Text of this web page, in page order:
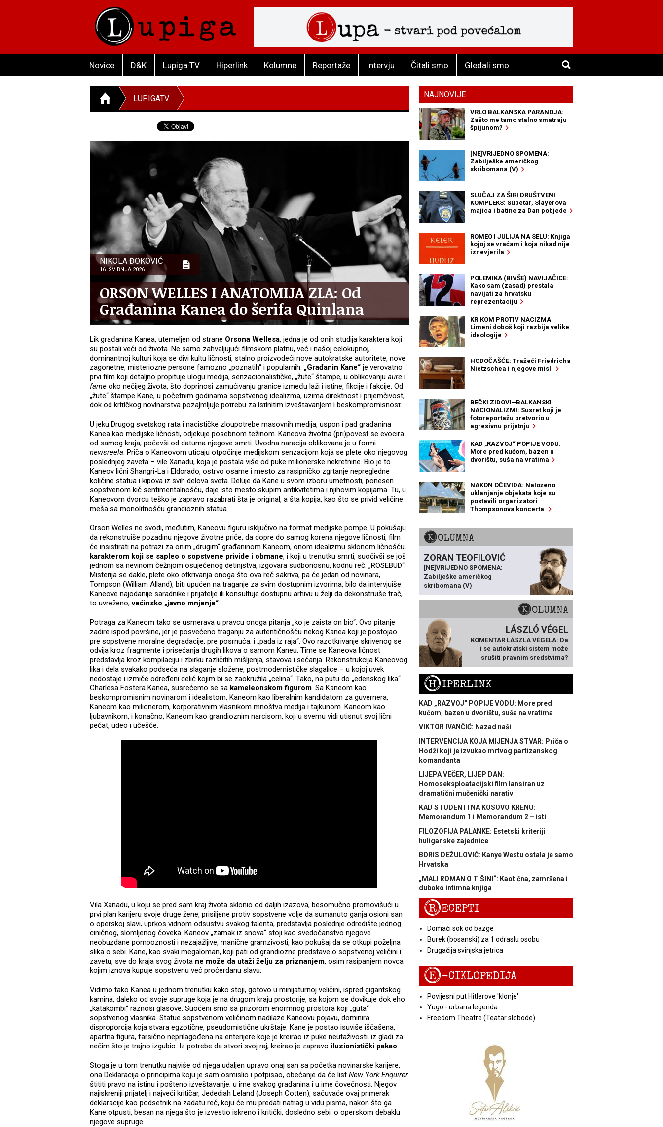
Novice D&K Lupiga TV Hiperlink Kolumne Reportaže Intervju Čitali smo Gledali smo
LUPIGATV
NIKOLA ĐOKOVIĆ
16. SVIBNJA 2026.
ORSON WELLES I ANATOMIJA ZLA: Od
Građanina Kanea do šerifa Quinlana
Lik građanina Kanea, utemeljen od strane Orsona Wellesa, jedna je od onih studija karaktera koji
su postali veći od života. Ne samo zahvaljujući filmskom platnu, već i našoj celokupnoj,
dominantnoj kulturi koja se divi kultu ličnosti, stalno proizvodeći nove autokratske autoritete, nove
zagonetne, misteriozne persone famozno „poznatih“ i popularnih. „Građanin Kane“ je verovatno
prvi film koji detaljno propituje ulogu medija, senzacionalističke, „žute“ štampe, u oblikovanju aure i
fame oko nečijeg života, što doprinosi zamućivanju granice između laži i istine, fikcije i fakcije. Od
„žute“ štampe Kane, u početnim godinama sopstvenog idealizma, uzima direktnost i prijemčivost,
dok od kritičkog novinarstva pozajmljuje potrebu za istinitim izveštavanjem i beskompromisnost.
U jeku Drugog svetskog rata i nacističke zloupotrebe masovnih medija, uspon i pad građanina
Kanea kao medijske ličnosti, odjekuje posebnom težinom. Kaneova životna (pri)povest se evocira
od samog kraja, počevši od datuma njegove smrti. Uvodna naracija oblikovana je u formi
newsreela. Priča o Kaneovom uticaju otpočinje medijskom senzacijom koja se plete oko njegovog
poslednjeg zaveta – vile Xanadu, koja je postala više od puke milionerske nekretnine. Bio je to
Kaneov lični Shangri-La i Eldorado, ostrvo osame i mesto za rasipničko zgrtanje nepregledne
količine statua i kipova iz svih delova sveta. Deluje da Kane u svom izboru umetnosti, ponesen
sopstvenom kič sentimentalnošću, daje isto mesto skupim antikvitetima i njihovim kopijama. Tu, u
Kaneovom dvorcu teško je zapravo razabrati šta je original, a šta kopija, kao što se privid veličine
meša sa monolitnošću grandioznih statua.
Orson Welles ne svodi, međutim, Kaneovu figuru isključivo na format medijske pompe. U pokušaju
da rekonstruiše pozadinu njegove životne priče, da dopre do samog korena njegove ličnosti, film
će insistirati na potrazi za onim „drugim“ građaninom Kaneom, onom idealizmu sklonom ličnošću,
karakterom koji se sapleo o sopstvene privide i obmane, i koji u trenutku smrti, suočivši se još
jednom sa nevinom čežnjom osujećenog detinjstva, izgovara sudbonosnu, kodnu reč: „ROSEBUD“.
Misterija se dakle, plete oko otkrivanja onoga što ova reč sakriva, pa će jedan od novinara,
Tompson (William Alland), biti upućen na traganje za svim dostupnim izvorima, bilo da intervjuiše
Kaneove najodanije saradnike i prijatelje ili konsultuje dostupnu arhivu u želji da dekonstruiše trač,
to uvreženo,većinsko „javno mnjenje“.
Potraga za Kaneom tako se usmerava u pravcu onoga pitanja „ko je zaista on bio“. Ovo pitanje
zadire ispod površine, jer je posvećeno traganju za autentičnošću nekog Kanea koji je postojao
pre sopstvene moralne degradacije, pre posrnuća, i „pada iz raja“. Ovo razotkrivanje skrivenog se
odvija kroz fragmente i prisećanja drugih likova o samom Kaneu. Time se Kaneova ličnost
predstavlja kroz kompilaciju i zbirku različitih mišljenja, stavova i sećanja. Rekonstrukcija Kaneovog
lika i dela svakako podseća na slaganje složene, postmodernističke slagalice – u kojoj uvek
nedostaje i izmiče određeni delić kojim bi se zaokružila „celina“. Tako, na putu do „edenskog lika“
Charlesa Fostera Kanea, susrećemo se sa kameleonskom figurom. Sa Kaneom kao
beskompromisnim novinarom i idealistom, Kaneom kao liberalnim kandidatom za guvernera,
Kaneom kao milionerom, korporativnim vlasnikom mnoštva medija i tajkunom. Kaneom kao
ljubavnikom, i konačno, Kaneom kao grandioznim narcisom, koji u svemu vidi utisnut svoj lični
pečat, udeo i učešće.
Vila Xanadu, u koju se pred sam kraj života sklonio od daljih izazova, besomučno promovišući u
prvi plan karijeru svoje druge žene, prisiljene protiv sopstvene volje da sumanuto ganja osioni san
o operskoj slavi, uprkos vidnom odsustvu svakog talenta, predstavlja poslednje odredište jednog
ciničnog, slomljenog čoveka. Kaneov „zamak iz snova“ stoji kao svedočanstvo njegove
neobuzdane pompoznosti i nezajažljive, manične gramzivosti, kao pokušaj da se otkupi poželjna
slika o sebi. Kane, kao svaki megaloman, koji pati od grandiozne predstave o sopstvenoj veličini i
zavetu, sve do kraja svog života ne može da utaži želju za priznanjem, osim rasipanjem novca
kojim iznova kupuje sopstvenu već proćerdanu slavu.
Vidimo tako Kanea u jednom trenutku kako stoji, gotovo u minijaturnoj veličini, ispred gigantskog
kamina, daleko od svoje supruge koja je na drugom kraju prostorije, sa kojom se dovikuje dok eho
„katakombi“ raznosi glasove. Suočeni smo sa prizorom enormnog prostora koji „guta“
sopstvenog vlasnika. Statue sopstvenom veličinom nadilaze Kaneovu pojavu, dominira
disproporcija koja stvara egzotične, pseudomistične ukrštaje. Kane je postao isuviše iščašena,
apartna figura, farsično neprilagođena na enterijere koje je kreirao iz puke neutaživosti, iz gladi za
nečim što je trajno izgubio. Iz potrebe da stvori svoj raj, kreirao je zapravo iluzionistički pakao.
Stoga je u tom trenutku najviše od njega udaljen upravo onaj san sa početka novinarske karijere,
ona Deklaracija o principima koju je sam osmislio i potpisao, obećanje da će list New York Enquirer
štititi pravo na istinu i pošteno izveštavanje, u ime svakog građanina i u ime čovečnosti. Njegov
najiskreniji prijatelj i najveći kritičar, Jedediah Leland (Joseph Cotten), sačuvaće ovaj primerak
deklaracije kao podsetnik na zadatu reč, koju će mu predati natrag u vidu pisma, nakon što ga
Kane otpusti, besan na njega što je izvestio iskreno i kritički, dosledno sebi, o operskom debaklu
njegove supruge.
NAJNOVIJE
VRLO BALKANSKA PARANOJA:
Zašto me tamo stalno smatraju
špijunom?
[NE]VRIJEDNO SPOMENA:
Zabilješke američkog
skribomana (V)
SLUČAJ ZA ŠIRI DRUŠTVENI
KOMPLEKS: Supetar, Slayerova
majica i batine za Dan pobjede
ROMEO I JULIJA NA SELU: Knjiga
kojoj se vraćam i koja nikad nije
iznevjerila
POLEMIKA (BIVŠE) NAVIJAČICE:
Kako sam (zasad) prestala
navijati za hrvatsku
reprezentaciju
KRIKOM PROTIV NACIZMA:
Limeni doboš koji razbija velike
ideologije
HODOČAŠĆE: Tražeći Friedricha
Nietzschea i njegove misli
BEČKI ZIDOVI–BALKANSKI
NACIONALIZMI: Susret koji je
fotoreportažu pretvorio u
agresivnu prijetnju
KAD „RAZVOJ“ POPIJE VODU:
More pred kućom, bazen u
dvorištu, suša na vratima
NAKON OČEVIDA: Naloženo
uklanjanje objekata koje su
postavili organizatori
Thompsonova koncerta
KOLUMNA
ZORAN TEOFILOVIĆ
[NE]VRIJEDNO SPOMENA:
Zabilješke američkog
skribomana (V)
KOLUMNA
LÁSZLÓ VÉGEL
KOMENTAR LÁSZLA VÉGELA: Da
li se autokratski sistem može
srušiti pravnim sredstvima?
HIPERLINK
KAD „RAZVOJ“ POPIJE VODU: More pred
kućom, bazen u dvorištu, suša na vratima
VIKTOR IVANČIĆ: Nazad naši
INTERVENCIJA KOJA MIJENJA STVAR: Priča o
Hodži koji je izvukao mrtvog partizanskog
komandanta
LIJEPA VEČER, LIJEP DAN:
Homoseksploatacijski film lansiran uz
dramatični mučenički narativ
KAD STUDENTI NA KOSOVO KRENU:
Memorandum 1 i Memorandum 2 – isti
FILOZOFIJA PALANKE: Estetski kriteriji
huliganske zajednice
BORIS DEŽULOVIĆ: Kanye Westu ostala je samo
Hrvatska
„MALI ROMAN O TIŠINI“: Kaotična, zamršena i
duboko intimna knjiga
RECEPTI
Domaći sok od bazge
Burek (bosanski) za 1 odraslu osobu
Drugačija svinjska jetrica
E-CIKLOPEDIJA
Povijesni put Hitlerove 'klonje'
Yugo - urbana legenda
Freedom Theatre (Teatar slobode)